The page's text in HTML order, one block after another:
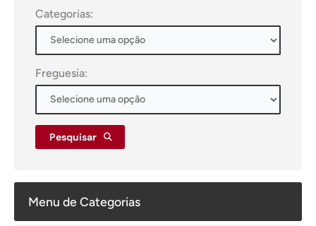
Categorias:
Freguesia:
Pesquisar
Menu de Categorias